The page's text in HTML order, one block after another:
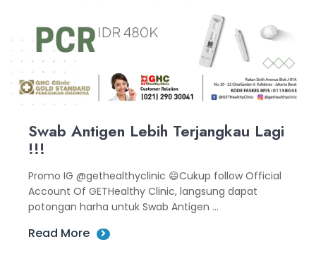
Swab Antigen Lebih Terjangkau Lagi
!!!
Promo IG @gethealthyclinic 😄Cukup follow Official
Account Of GETHealthy Clinic, langsung dapat
potongan harha untuk Swab Antigen ...
Read More